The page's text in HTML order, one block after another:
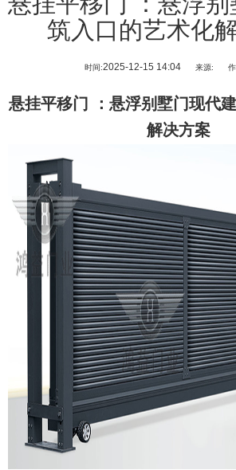
筑入口的艺术化
时间:2025-12-15 14:04 来源:
悬挂平移门
：悬浮别墅门现代
解决方案